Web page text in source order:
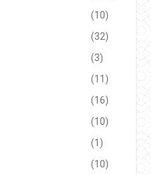
(10)
(32)
(3)
(11)
(16)
(10)
(1)
(10)